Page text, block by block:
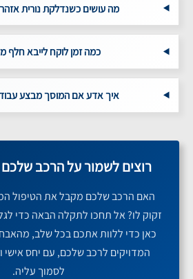
מה עושים כשנדלקת נורית
כמה זמן לוקח לייבא חלף
איך אדע אם המוסך מבצע
רוצים לשמור על הרכב
האם הרכב שלכם מקבל את הטיפול
זקוק לו? אל תחכו לתקלה הבאה כדי
כאן כדי ללוות אתכם בכל שלב,
המדויקים לרכב שלכם, עם יחס אישי
לסמוך עליה.